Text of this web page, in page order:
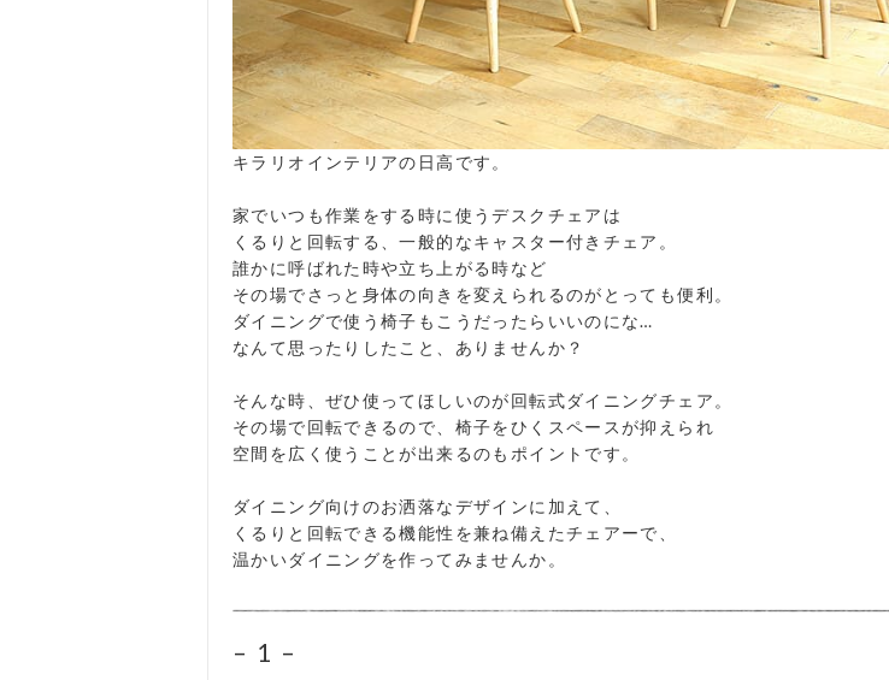
キラリオインテリアの日高です。
家でいつも作業をする時に使うデスクチェアは
くるりと回転する、一般的なキャスター付きチェア。
誰かに呼ばれた時や立ち上がる時など
その場でさっと身体の向きを変えられるのがとっても便利。
ダイニングで使う椅子もこうだったらいいのにな…
なんて思ったりしたこと、ありませんか？
そんな時、ぜひ使ってほしいのが回転式ダイニングチェア。
その場で回転できるので、椅子をひくスペースが抑えられ
空間を広く使うことが出来るのもポイントです。
ダイニング向けのお洒落なデザインに加えて、
くるりと回転できる機能性を兼ね備えたチェアーで、
温かいダイニングを作ってみませんか。
– 1 –